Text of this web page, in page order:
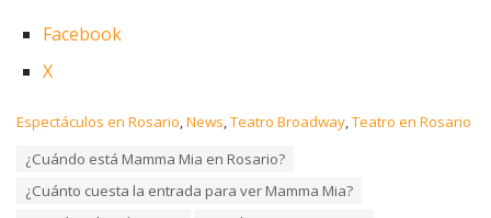
Facebook
X
C
Espectáculos en Rosario,News,Teatro Broadway,Teatro en Rosario
¿Cuándo está Mamma Mia en Rosario?
¿Cuánto cuesta la entrada para ver Mamma Mia?